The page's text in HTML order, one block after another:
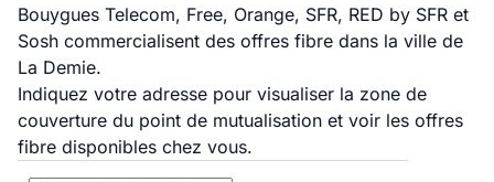
Bouygues Telecom, Free, Orange, SFR, RED by SFR et
Sosh commercialisent des offres fibre dans la ville de
La Demie.
Indiquez votre adresse pour visualiser la zone de
couverture du point de mutualisation et voir les offres
fibre disponibles chez vous.